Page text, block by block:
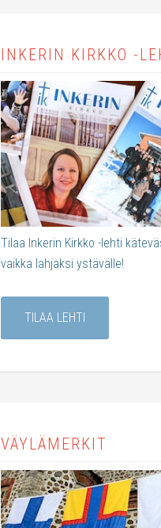
INKERIN KIRKKO -
Tilaa Inkerin Kirkko -lehti
vaikka lahjaksi ystävälle!
TILAA LEHTI
VÄYLÄMERKIT